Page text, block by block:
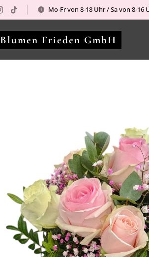
Mo-Fr von 8-18 Uhr / Sa von 8-16
Blumen Frieden GmbH